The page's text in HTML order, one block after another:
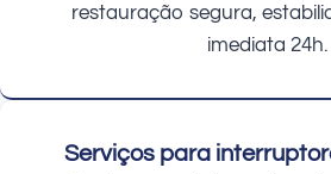
restauração segura,
imediata 24h.
Serviços para